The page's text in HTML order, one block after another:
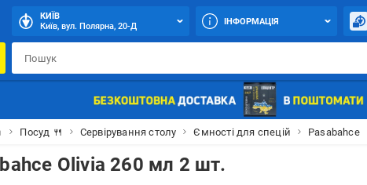
КИЇВ
Київ, вул. Полярна, 20-Д
ІНФОРМАЦІЯ
Посуд 🍴 Сервірування столу Ємності для спецій Pasabahce
Olivia 260 мл 2 шт.